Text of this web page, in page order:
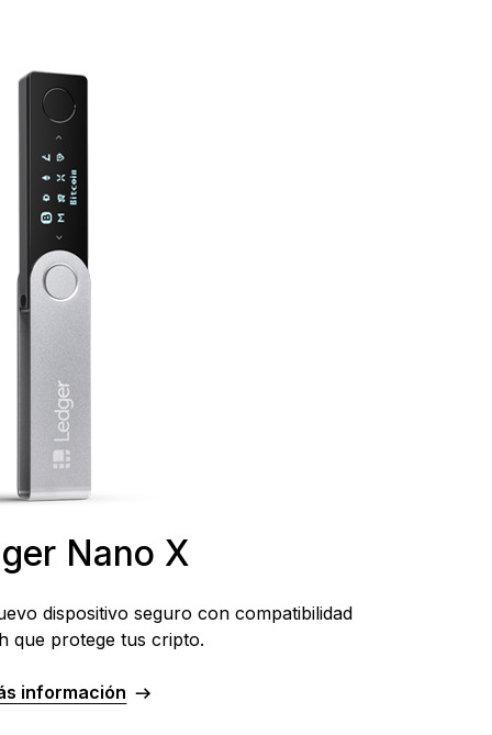
Nano X
dispositivo seguro con compatibilidad
que protege tus cripto.
información